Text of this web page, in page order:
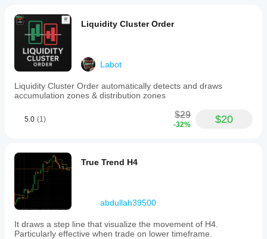
Liquidity Cluster Order
Labot
Liquidity Cluster Order automatically detects and draws
accumulation zones & distribution zones
5.0 (1) $29
-32% $20
True Trend H4
abdullah39500
It draws a step line that visualize the movement of H4.
Particularly effective when trade on lower timeframe.